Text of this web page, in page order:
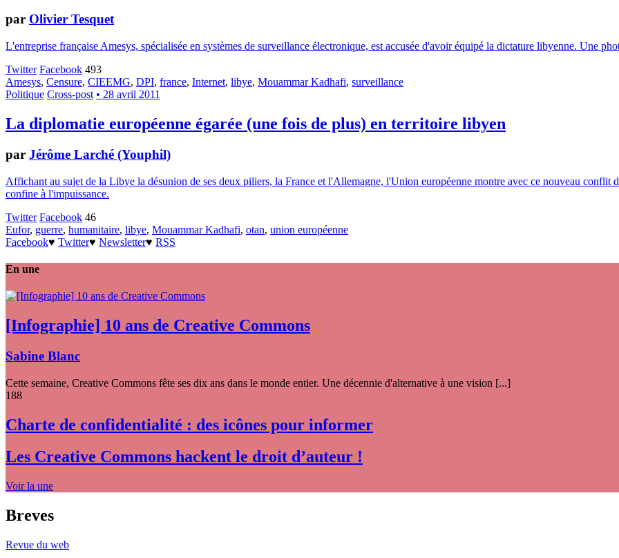
par Olivier Tesquet
L'entreprise française Amesys, spécialisée en systèmes de surveillance électronique, est accusée d'avoir équipé la dictature libyenne. Une
Twitter Facebook 493
Amesys, Censure, CIEEMG, DPI, france, Internet, libye, Mouammar Kadhafi, surveillance
Politique Cross-post • 28 avril 2011
La diplomatie européenne égarée (une fois de plus) en territoire libyen
par Jérôme Larché (Youphil)
Affichant au sujet de la Libye la désunion de ses deux piliers, la France et l'Allemagne, l'Union européenne montre avec ce nouveau conflit
confine à l'impuissance.
Twitter Facebook 46
Eufor, guerre, humanitaire, libye, Mouammar Kadhafi, otan, union européenne
Facebook♥ Twitter♥ Newsletter♥ RSS
En une
[Infographie] 10 ans de Creative Commons
Sabine Blanc
Cette semaine, Creative Commons fête ses dix ans dans le monde entier. Une décennie d'alternative à une vision [...]
188
Charte de confidentialité : des icônes pour informer
Les Creative Commons hackent le droit d’auteur !
Voir la une
Breves
Revue du web